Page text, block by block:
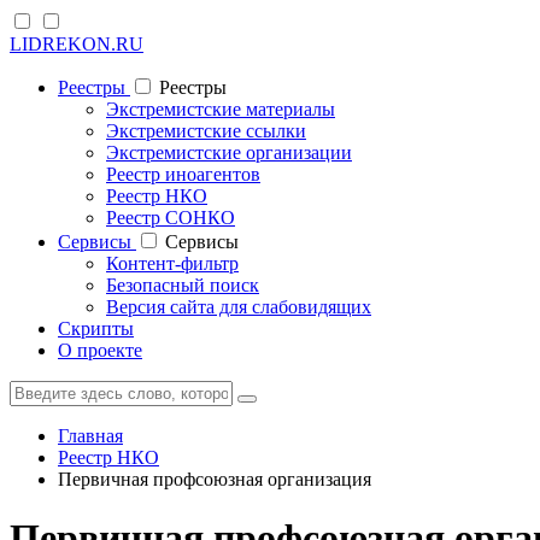
LIDREKON.RU
Реестры
Реестры
Экстремистские материалы
Экстремистские ссылки
Экстремистские организации
Реестр иноагентов
Реестр НКО
Реестр СОНКО
Cервисы
Cервисы
Контент-фильтр
Безопасный поиск
Версия сайта для слабовидящих
Скрипты
О проекте
Главная
Реестр НКО
Первичная профсоюзная организация